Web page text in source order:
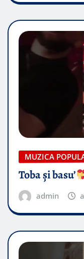
MUZICA
Toba și basu’
admin